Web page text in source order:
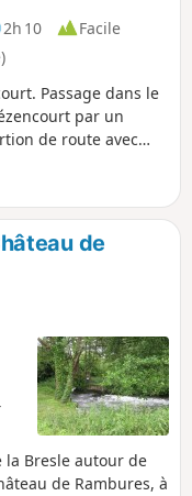
2h 10
Facile
Passage dans le
par un
de route avec
de
la Bresle autour de
de Rambures, à